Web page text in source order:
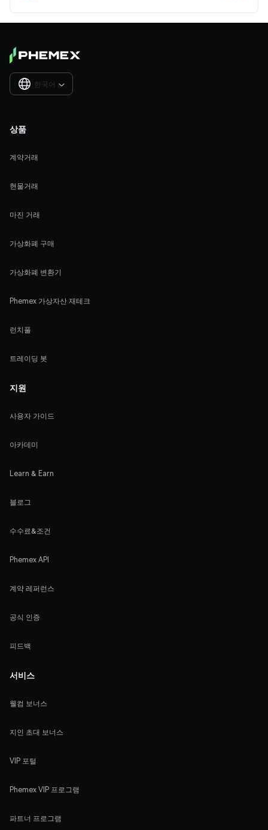
한국어 
상품
계약거래
현물거래
마진 거래
가상화폐 구매
가상화폐 변환기
Phemex 가상자산 재테크
런치풀
트레이딩 봇
지원
사용자 가이드
아카데미
Learn & Earn
블로그
수수료&조건
Phemex API
계약 레퍼런스
공식 인증
피드백
서비스
웰컴 보너스
지인 초대 보너스
VIP 포털
Phemex VIP 프로그램
파트너 프로그램